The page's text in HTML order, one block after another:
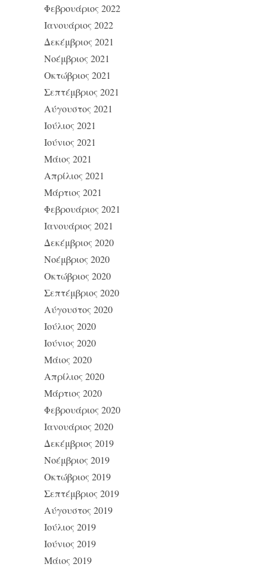
Φεβρουάριος 2022
Ιανουάριος 2022
Δεκέμβριος 2021
Νοέμβριος 2021
Οκτώβριος 2021
Σεπτέμβριος 2021
Αύγουστος 2021
Ιούλιος 2021
Ιούνιος 2021
Μάιος 2021
Απρίλιος 2021
Μάρτιος 2021
Φεβρουάριος 2021
Ιανουάριος 2021
Δεκέμβριος 2020
Νοέμβριος 2020
Οκτώβριος 2020
Σεπτέμβριος 2020
Αύγουστος 2020
Ιούλιος 2020
Ιούνιος 2020
Μάιος 2020
Απρίλιος 2020
Μάρτιος 2020
Φεβρουάριος 2020
Ιανουάριος 2020
Δεκέμβριος 2019
Νοέμβριος 2019
Οκτώβριος 2019
Σεπτέμβριος 2019
Αύγουστος 2019
Ιούλιος 2019
Ιούνιος 2019
Μάιος 2019